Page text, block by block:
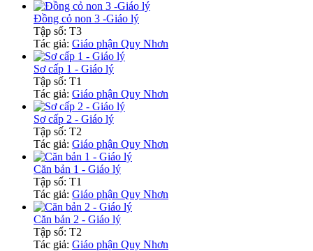
Đồng cỏ non 3 -Giáo lý
Tập số: T3
Tác giả: Giáo phận Quy Nhơn
Sơ cấp 1 - Giáo lý
Tập số: T1
Tác giả: Giáo phận Quy Nhơn
Sơ cấp 2 - Giáo lý
Tập số: T2
Tác giả: Giáo phận Quy Nhơn
Căn bản 1 - Giáo lý
Tập số: T1
Tác giả: Giáo phận Quy Nhơn
Căn bản 2 - Giáo lý
Tập số: T2
Tác giả: Giáo phận Quy Nhơn